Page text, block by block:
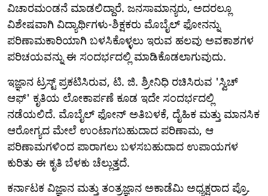
ವಿಚಾರಮಂಡನೆ ಮಾಡಲಿದ್ದಾರೆ. ಜನಸಾಮಾನ್ಯರು, ಅದರಲ್ಲೂ
ವಿಶೇಷವಾಗಿ ವಿದ್ಯಾರ್ಥಿಗಳು-ಶಿಕ್ಷಕರು ಮೊಬೈಲ್ ಫೋನನ್ನು
ಪರಿಣಾಮಕಾರಿಯಾಗಿ ಬಳಸಿಕೊಳ್ಳಲು ಇರುವ ಹಲವು ಅವಕಾಶಗಳ
ಪರಿಚಯವನ್ನು ಈ ಸಂದರ್ಭದಲ್ಲಿ ಮಾಡಿಕೊಡಲಾಗುವುದು.
ಇಜ್ಞಾನ ಟ್ರಸ್ಟ್ ಪ್ರಕಟಿಸಿರುವ, ಟಿ. ಜಿ. ಶ್ರೀನಿಧಿ ರಚಿಸಿರುವ 'ಸ್ವಿಚ್
ಆಫ್' ಕೃತಿಯ ಲೋಕಾರ್ಪಣೆ ಕೂಡ ಇದೇ ಸಂದರ್ಭದಲ್ಲಿ
ನಡೆಯಲಿದೆ. ಮೊಬೈಲ್ ಫೋನ್ ಅತಿಬಳಕೆ, ದೈಹಿಕ ಮತ್ತು ಮಾನಸಿಕ
ಆರೋಗ್ಯದ ಮೇಲೆ ಉಂಟಾಗಬಹುದಾದ ಪರಿಣಾಮ, ಆ
ಪರಿಣಾಮಗಳಿಂದ ಪಾರಾಗಲು ಬಳಸಬಹುದಾದ ಉಪಾಯಗಳ
ಕುರಿತು ಈ ಕೃತಿ ಬೆಳಕು ಚೆಲ್ಲುತ್ತದೆ.
ಕರ್ನಾಟಕ ವಿಜ್ಞಾನ ಮತ್ತು ತಂತ್ರಜ್ಞಾನ ಅಕಾಡೆಮಿ ಅಧ್ಯಕ್ಷರಾದ ಪ್ರೊ.